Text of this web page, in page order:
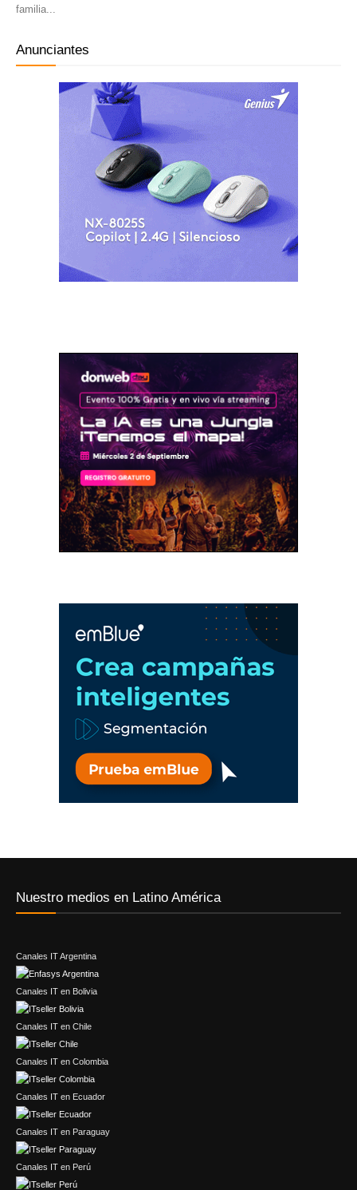
familia...
Anunciantes
Nuestro medios en Latino América
Canales IT Argentina
Canales IT en Bolivia
Canales IT en Chile
Canales IT en Colombia
Canales IT en Ecuador
Canales IT en Paraguay
Canales IT en Perú